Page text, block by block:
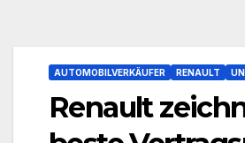
AUTOMOBILVERKÄUFER RENAULT
Renault